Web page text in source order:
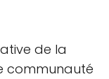
de la
communauté